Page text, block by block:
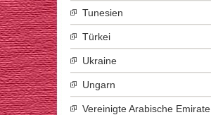
Tunesien
Türkei
Ukraine
Ungarn
Vereinigte Arabische Emirate